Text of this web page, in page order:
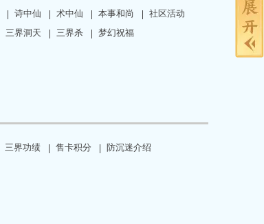
诗中仙 术中仙 本事和尚
社区活动
三界洞天 三界杀 梦幻祝福
三界功绩 售卡积分 防沉迷介绍